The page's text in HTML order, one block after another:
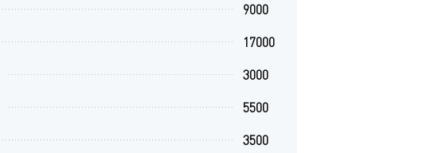
9000
17000
3000
5500
3500